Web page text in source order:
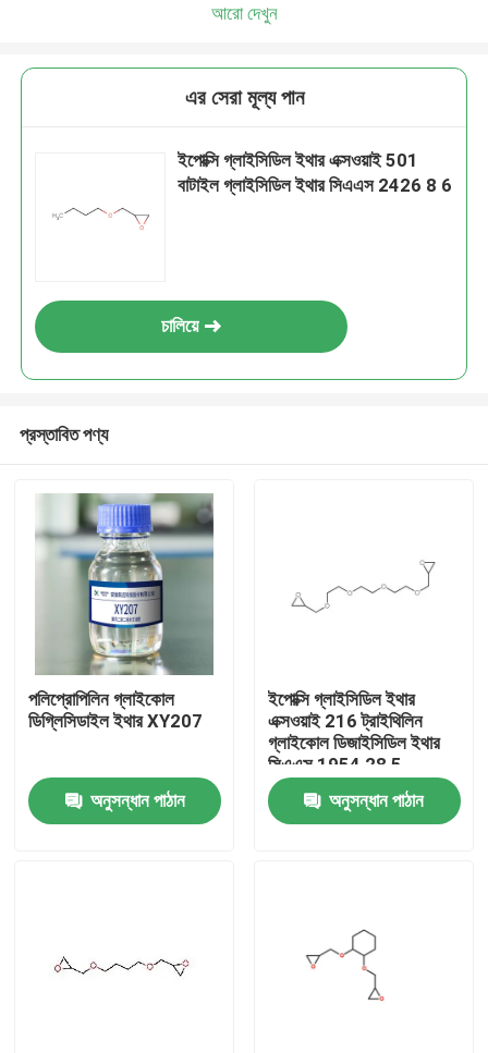
পণ্য
আরো দেখুন
এর সেরা মূল্য পান
ইপোক্সি গ্লাইসিডিল ইথার এক্সওয়াই 501
বাটাইল গ্লাইসিডিল ইথার সিএএস 2426 8 6
চালিয়ে
প্রস্তাবিত পণ্য
পলিপ্রোপিলিন গ্লাইকোল
ডিগ্লিসিডাইল ইথার XY207
অনুসন্ধান পাঠান
ইপোক্সি গ্লাইসিডিল ইথার
এক্সওয়াই 216 ট্রাইথিলিন
গ্লাইকোল ডিজাইসিডিল ইথার
সিএএস 1954 28 5
অনুসন্ধান পাঠান